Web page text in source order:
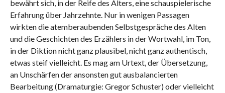
bewährt sich, in der Reife des Alters, eine schauspielerische
Erfahrung über Jahrzehnte. Nur in wenigen Passagen
wirkten die atemberaubenden Selbstgespräche des Alten
und die Geschichten des Erzählers in der Wortwahl, im Ton,
in der Diktion nicht ganz plausibel, nicht ganz authentisch,
etwas steif vielleicht. Es mag am Urtext, der Übersetzung,
an Unschärfen der ansonsten gut ausbalancierten
Bearbeitung (Dramaturgie: Gregor Schuster) oder vielleicht